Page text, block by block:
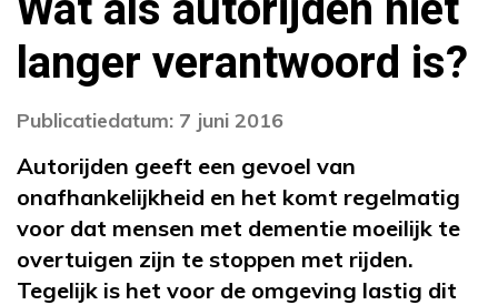
langer verantwoord is?
Publicatiedatum: 7 juni 2016
Autorijden geeft een gevoel van
onafhankelijkheid en het komt regelmatig
voor dat mensen met dementie moeilijk te
overtuigen zijn te stoppen met rijden.
Tegelijk is het voor de omgeving lastig dit